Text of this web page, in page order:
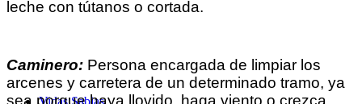
Vidas Sabias
leche con tútanos o cortada.
Caminero: Persona encargada de limpiar los
arcenes y carretera de un determinado tramo, ya
sea porque haya llovido, haga viento o crezca